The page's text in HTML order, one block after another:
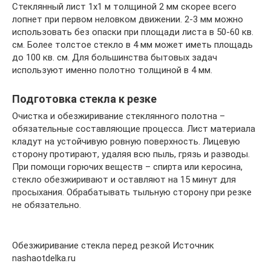
Стеклянный лист 1х1 м толщиной 2 мм скорее всего
лопнет при первом неловком движении. 2-3 мм можно
использовать без опаски при площади листа в 50-60 кв.
см. Более толстое стекло в 4 мм может иметь площадь
до 100 кв. см. Для большинства бытовых задач
используют именно полотно толщиной в 4 мм.
Подготовка стекла к резке
Очистка и обезжиривание стеклянного полотна –
обязательные составляющие процесса. Лист материала
кладут на устойчивую ровную поверхность. Лицевую
сторону протирают, удаляя всю пыль, грязь и разводы.
При помощи горючих веществ – спирта или керосина,
стекло обезжиривают и оставляют на 15 минут для
просыхания. Обрабатывать тыльную сторону при резке
не обязательно.
Обезжиривание стекла перед резкой Источник
nashaotdelka.ru